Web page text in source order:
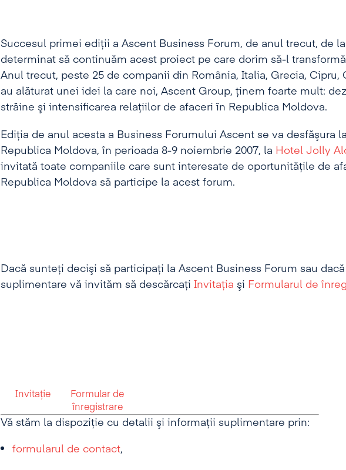
Succesul primei ediţii a Ascent Business Forum, de anul trecut, de
determinat să continuăm acest proiect pe care dorim să-l
Anul trecut, peste 25 de companii din România, Italia, Grecia, Cipru,
au alăturat unei idei la care noi, Ascent Group, ţinem foarte mult:
străine şi intensificarea relaţiilor de afaceri în Republica Moldova.
Ediţia de anul acesta a Business Forumului Ascent se va desfăşura
Republica Moldova, în perioada 8-9 noiembrie 2007, la Hotel Jolly
invitată toate companiile care sunt interesate de oportunităţile de
Republica Moldova să participe la acest forum.
Dacă sunteţi decişi să participaţi la Ascent Business Forum sau
suplimentare vă invităm să descărcaţi Invitaţia şi Formularul de
Invitaţie
Formular de
înregistrare
Vă stăm la dispoziţie cu detalii şi informaţii suplimentare prin:
formularul de contact,